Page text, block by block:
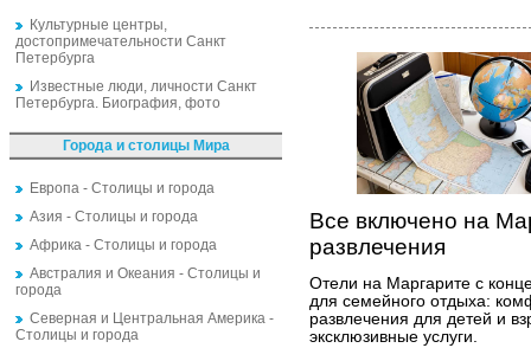
Культурные центры,
достопримечательности Санкт
Петербурга
Известные люди, личности Санкт
Петербурга. Биография, фото
Города и столицы Мира
Европа - Столицы и города
Азия - Столицы и города
Африка - Столицы и города
Австралия и Океания - Столицы и
города
Северная и Центральная Америка -
Столицы и города
Все включено на
развлечения
Отели на Маргарите с
для семейного отдыха:
развлечения для детей и
эксклюзивные услуги.